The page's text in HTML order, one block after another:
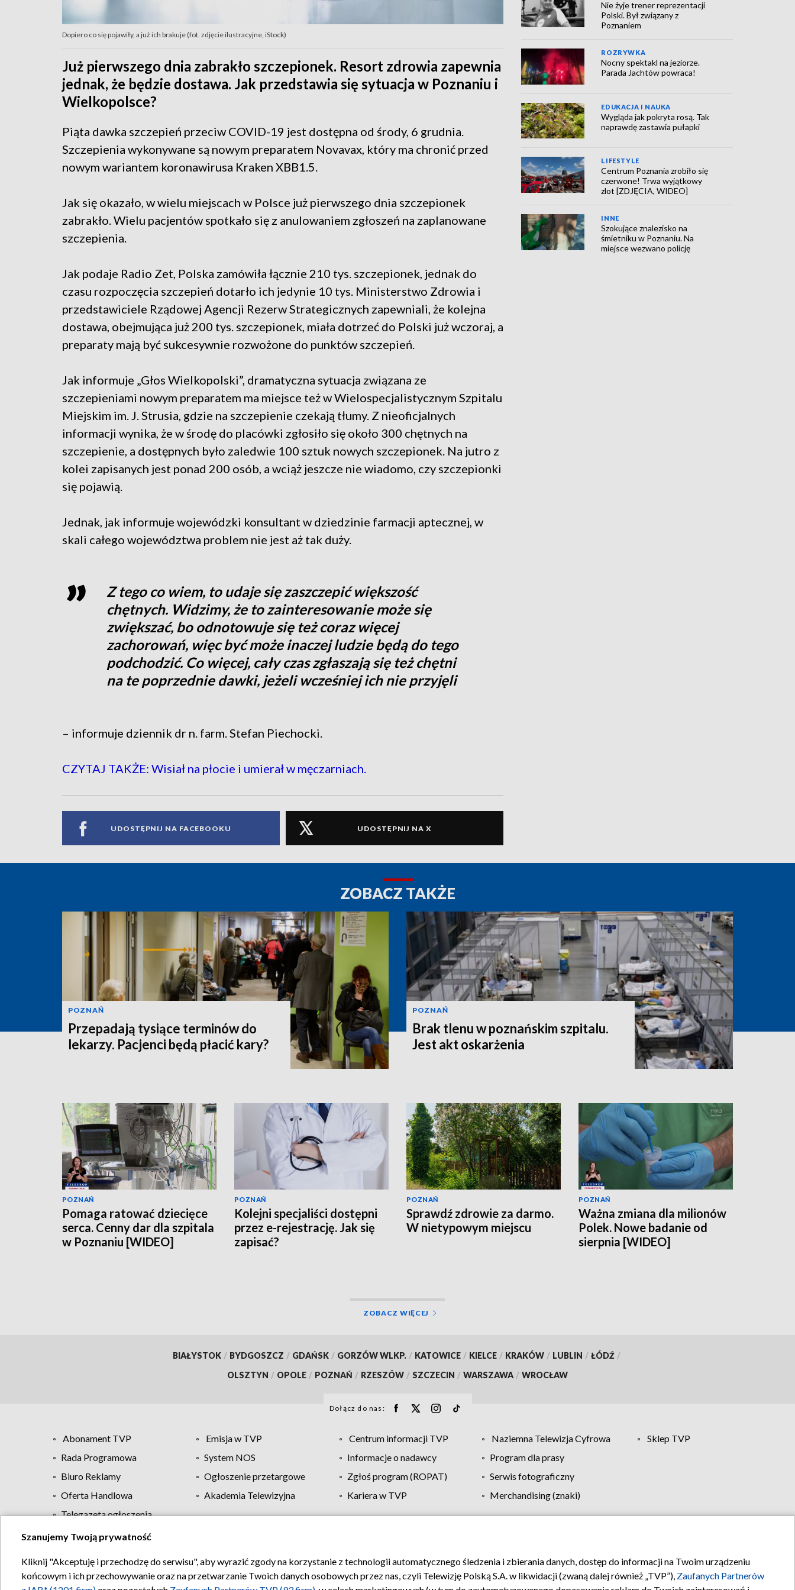
Dopiero co się pojawiły, a już ich brakuje (fot. zdjęcie ilustracyjne, iStock)
Już pierwszego dnia zabrakło szczepionek. Resort zdrowia zapewnia
jednak, że będzie dostawa. Jak przedstawia się sytuacja w Poznaniu i
Wielkopolsce?
Piąta dawka szczepień przeciw COVID-19 jest dostępna od środy, 6 grudnia.
Szczepienia wykonywane są nowym preparatem Novavax, który ma chronić przed
nowym wariantem koronawirusa Kraken XBB1.5.
Jak się okazało, w wielu miejscach w Polsce już pierwszego dnia szczepionek
zabrakło. Wielu pacjentów spotkało się z anulowaniem zgłoszeń na zaplanowane
szczepienia.
Jak podaje Radio Zet, Polska zamówiła łącznie 210 tys. szczepionek, jednak do
czasu rozpoczęcia szczepień dotarło ich jedynie 10 tys. Ministerstwo Zdrowia i
przedstawiciele Rządowej Agencji Rezerw Strategicznych zapewniali, że kolejna
dostawa, obejmująca już 200 tys. szczepionek, miała dotrzeć do Polski już wczoraj, a
preparaty mają być sukcesywnie rozwożone do punktów szczepień.
Jak informuje „Głos Wielkopolski”, dramatyczna sytuacja związana ze
szczepieniami nowym preparatem ma miejsce też w Wielospecjalistycznym Szpitalu
Miejskim im. J. Strusia, gdzie na szczepienie czekają tłumy. Z nieoficjalnych
informacji wynika, że w środę do placówki zgłosiło się około 300 chętnych na
szczepienie, a dostępnych było zaledwie 100 sztuk nowych szczepionek. Na jutro z
kolei zapisanych jest ponad 200 osób, a wciąż jeszcze nie wiadomo, czy szczepionki
się pojawią.
Jednak, jak informuje wojewódzki konsultant w dziedzinie farmacji aptecznej, w
skali całego województwa problem nie jest aż tak duży.
Z tego co wiem, to udaje się zaszczepić większość
chętnych. Widzimy, że to zainteresowanie może się
zwiększać, bo odnotowuje się też coraz więcej
zachorowań, więc być może inaczej ludzie będą do tego
podchodzić. Co więcej, cały czas zgłaszają się też chętni
na te poprzednie dawki, jeżeli wcześniej ich nie przyjęli
– informuje dziennik dr n. farm. Stefan Piechocki.
CZYTAJ TAKŻE: Wisiał na płocie i umierał w męczarniach.
UDOSTĘPNIJ NA FACEBOOKU UDOSTĘPNIJ NA X
Nie żyje trener reprezentacji
Polski. Był związany z
Poznaniem
ROZRYWKA
Nocny spektakl na jeziorze.
Parada Jachtów powraca!
EDUKACJA I NAUKA
Wygląda jak pokryta rosą. Tak
naprawdę zastawia pułapki
LIFESTYLE
Centrum Poznania zrobiło się
czerwone! Trwa wyjątkowy
zlot [ZDJĘCIA, WIDEO]
INNE
Szokujące znalezisko na
śmietniku w Poznaniu. Na
miejsce wezwano policję
ZOBACZ TAKŻE
POZNAŃ
Przepadają tysiące terminów do
lekarzy. Pacjenci będą płacić kary?
POZNAŃ
Brak tlenu w poznańskim szpitalu.
Jest akt oskarżenia
POZNAŃ
Pomaga ratować dziecięce
serca. Cenny dar dla szpitala
w Poznaniu [WIDEO]
POZNAŃ
Kolejni specjaliści dostępni
przez e-rejestrację. Jak się
zapisać?
POZNAŃ
Sprawdź zdrowie za darmo.
W nietypowym miejscu
POZNAŃ
Ważna zmiana dla milionów
Polek. Nowe badanie od
sierpnia [WIDEO]
ZOBACZ WIĘCEJ
BIAŁYSTOK / BYDGOSZCZ / GDAŃSK / GORZÓW WLKP. / KATOWICE / KIELCE / KRAKÓW / LUBLIN / ŁÓDŹ /
OLSZTYN / OPOLE / POZNAŃ / RZESZÓW / SZCZECIN / WARSZAWA / WROCŁAW
Dołącz do nas:
Abonament TVP Emisja w TVP Centrum informacji TVP Naziemna Telewizja Cyfrowa
Sklep TVP
Rada Programowa
System NOS Informacje o nadawcy
Program dla prasy
Biuro Reklamy
Ogłoszenie przetargowe Zgłoś program (ROPAT)
Serwis fotograficzny
Oferta Handlowa
Akademia Telewizyjna Kariera w TVP
Merchandising (znaki)
Telegazeta ogłoszenia
Regulamin TVP Polityka prywatności Moje zgody Pomoc Biuro reklamy Kontakt
Szanujemy Twoją prywatność
Kliknij "Akceptuję i przechodzę do serwisu", aby wyrazić zgody na korzystanie z technologii automatycznego śledzenia i zbierania danych, dostęp do informacji na Twoim urządzeniu
końcowym i ich przechowywanie oraz na przetwarzanie Twoich danych osobowych przez nas, czyli Telewizję Polską S.A. w likwidacji (zwaną dalej również „TVP”), Zaufanych Partnerów